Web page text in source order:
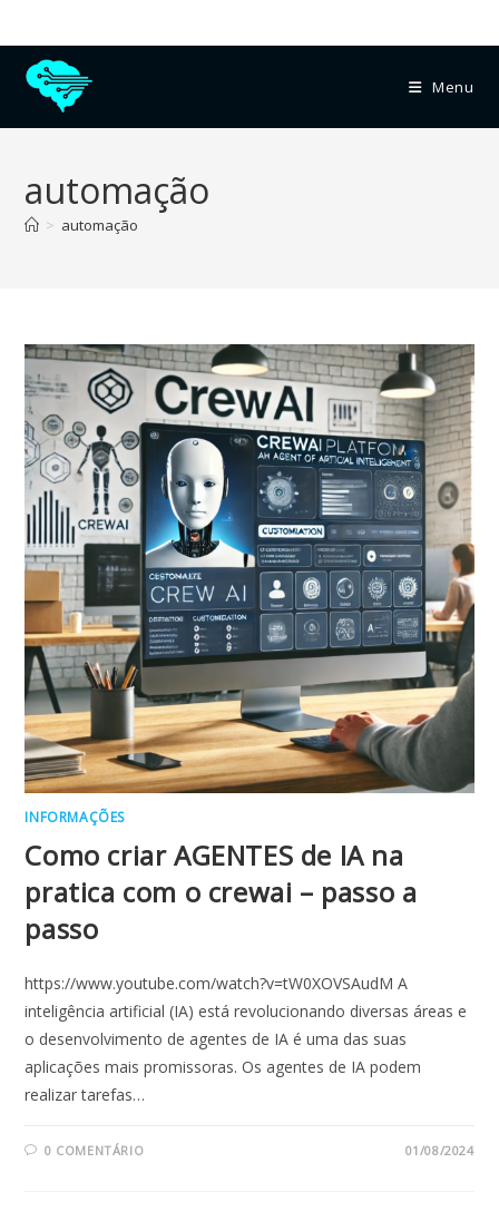
Menu
automação
> automação
INFORMAÇÕES
Como criar AGENTES de IA na
pratica com o crewai – passo a
passo
https://www.youtube.com/watch?v=tW0XOVSAudM A
inteligência artificial (IA) está revolucionando diversas áreas e
o desenvolvimento de agentes de IA é uma das suas
aplicações mais promissoras. Os agentes de IA podem
realizar tarefas…
0 COMENTÁRIO 01/08/2024